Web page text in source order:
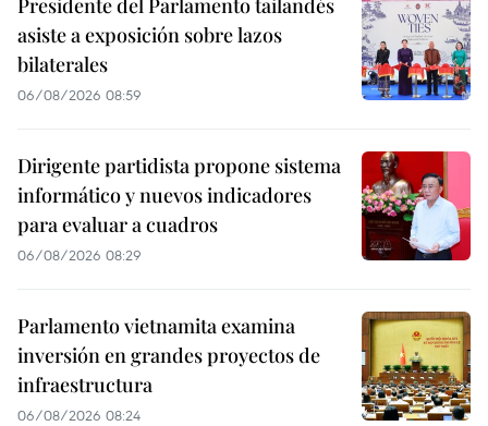
Presidente del Parlamento tailandés
asiste a exposición sobre lazos
bilaterales
06/08/2026 08:59
Dirigente partidista propone sistema
informático y nuevos indicadores
para evaluar a cuadros
06/08/2026 08:29
Parlamento vietnamita examina
inversión en grandes proyectos de
infraestructura
06/08/2026 08:24